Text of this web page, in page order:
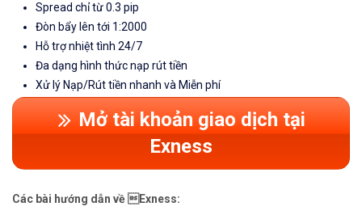
Spread chỉ từ 0.3 pip
Đòn bẩy lên tới 1:2000
Hỗ trợ nhiệt tình 24/7
Đa dạng hình thức nạp rút tiền
Xử lý Nạp/Rút tiền nhanh và Miễn phí
Mở tài khoản giao dịch tại
Exness
Các bài hướng dẫn về Exness: